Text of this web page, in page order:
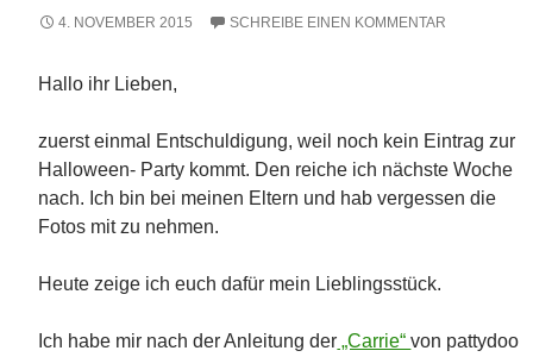
4. NOVEMBER 2015 SCHREIBE EINEN KOMMENTAR
Hallo ihr Lieben,
zuerst einmal Entschuldigung, weil noch kein Eintrag zur
Halloween- Party kommt. Den reiche ich nächste Woche
nach. Ich bin bei meinen Eltern und hab vergessen die
Fotos mit zu nehmen.
Heute zeige ich euch dafür mein Lieblingsstück.
Ich habe mir nach der Anleitung der „Carrie“von pattydoo